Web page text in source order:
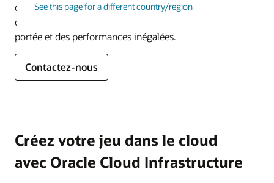
See this page for a different country/region
de jeu incroyable et une infrastructure puissante pour
développer, déployer et exécuter vos jeux avec une
portée et des performances inégalées.
Contactez-nous
Créez votre jeu dans le cloud
avec Oracle Cloud Infrastructure